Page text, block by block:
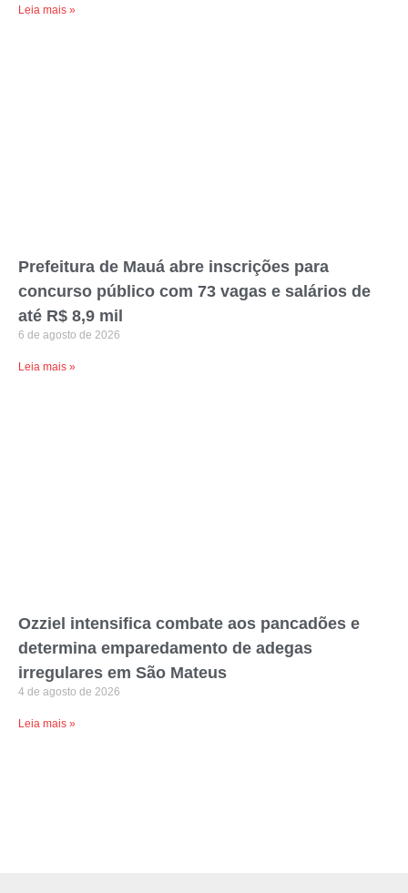
Leia mais »
Prefeitura de Mauá abre inscrições para
concurso público com 73 vagas e salários de
até R$ 8,9 mil
6 de agosto de 2026
Leia mais »
Ozziel intensifica combate aos pancadões e
determina emparedamento de adegas
irregulares em São Mateus
4 de agosto de 2026
Leia mais »